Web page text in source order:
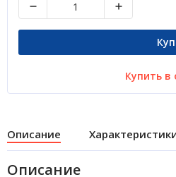
Купить в
Описание
Описание